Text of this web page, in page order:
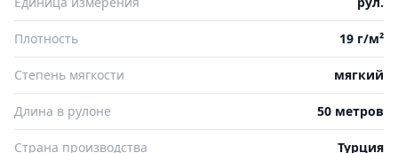
Плотность 19 г/м²
Степень мягкости мягкий
Длина в рулоне 50 метров
Страна производства Турция